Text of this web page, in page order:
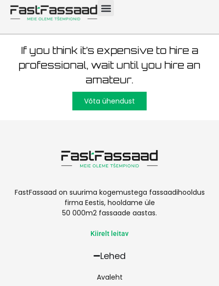
Kangru 650 m2
If you think it’s expensive to hire a
professional, wait until you hire an
amateur.
Võta ühendust
FastFassaad on suurima kogemustega fassaadihooldus
firma Eestis, hooldame üle
50 000m2 fassaade aastas.
Kiirelt leitav
Lehed
Avaleht